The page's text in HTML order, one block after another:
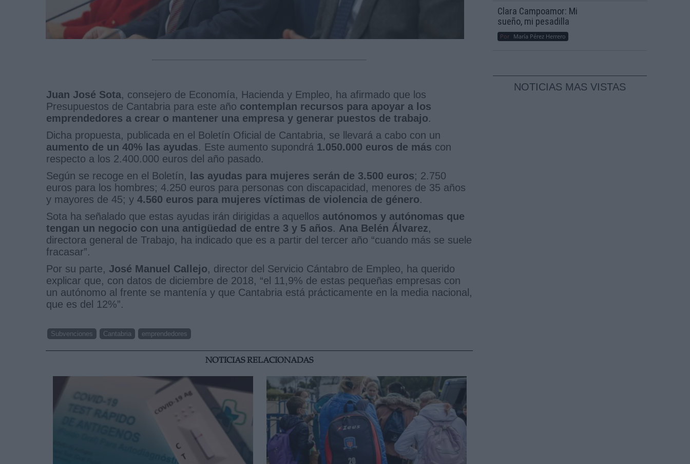
Juan José Sota, consejero de Economía, Hacienda y Empleo, ha afirmado que los
Presupuestos de Cantabria para este año contemplan recursos para apoyar a los
emprendedores a crear o mantener una empresa y generar puestos de trabajo.
Dicha propuesta, publicada en el Boletín Oficial de Cantabria, se llevará a cabo con un
aumento de un 40% las ayudas. Este aumento supondrá 1.050.000 euros de más con
respecto a los 2.400.000 euros del año pasado.
Según se recoge en el Boletín, las ayudas para mujeres serán de 3.500 euros; 2.750
euros para los hombres; 4.250 euros para personas con discapacidad, menores de 35 años
y mayores de 45; y 4.560 euros para mujeres víctimas de violencia de género.
Sota ha señalado que estas ayudas irán dirigidas a aquellos autónomos y autónomas que
tengan un negocio con una antigüedad de entre 3 y 5 años. Ana Belén Álvarez,
directora general de Trabajo, ha indicado que es a partir del tercer año “cuando más se suele
fracasar”.
Por su parte, José Manuel Callejo, director del Servicio Cántabro de Empleo, ha querido
explicar que, con datos de diciembre de 2018, “el 11,9% de estas pequeñas empresas con
un autónomo al frente se mantenía y que Cantabria está prácticamente en la media nacional,
que es del 12%”.
Subvenciones Cantabria emprendedores
NOTICIAS RELACIONADAS
Clara Campoamor: Mi
sueño, mi pesadilla
Por María Pérez Herrero
NOTICIAS MAS VISTAS